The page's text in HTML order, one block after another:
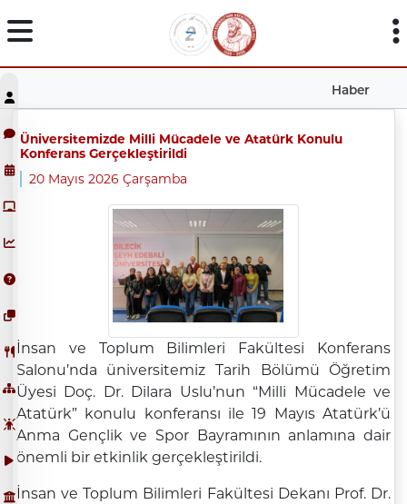
Haber
Üniversitemizde Milli Mücadele ve Atatürk Konulu
Konferans Gerçekleştirildi
20 Mayıs 2026 Çarşamba
İnsan ve Toplum Bilimleri Fakültesi Konferans
Salonu’nda üniversitemiz Tarih Bölümü Öğretim
Üyesi Doç. Dr. Dilara Uslu’nun “Milli Mücadele ve
Atatürk” konulu konferansı ile 19 Mayıs Atatürk’ü
Anma Gençlik ve Spor Bayramının anlamına dair
önemli bir etkinlik gerçekleştirildi.
İnsan ve Toplum Bilimleri Fakültesi Dekanı Prof. Dr.